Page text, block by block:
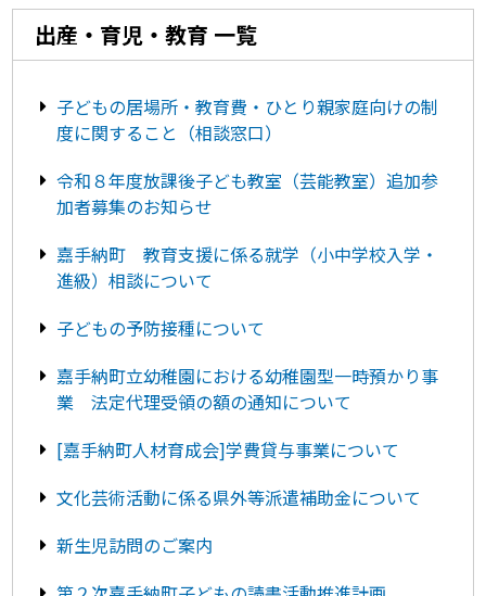
出産・育児・教育 一覧
子どもの居場所・教育費・ひとり親家庭向けの制
度に関すること（相談窓口）
令和８年度放課後子ども教室（芸能教室）追加参
加者募集のお知らせ
嘉手納町 教育支援に係る就学（小中学校入学・
進級）相談について
子どもの予防接種について
嘉手納町立幼稚園における幼稚園型一時預かり事
業 法定代理受領の額の通知について
[嘉手納町人材育成会]学費貸与事業について
文化芸術活動に係る県外等派遣補助金について
新生児訪問のご案内